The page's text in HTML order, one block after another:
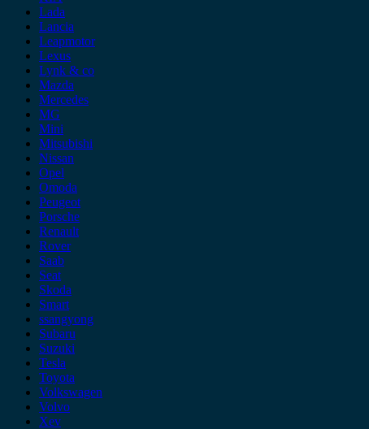
Lada
Lancia
Leapmotor
Lexus
Lynk & co
Mazda
Mercedes
MG
Mini
Mitsubishi
Nissan
Opel
Omoda
Peugeot
Porsche
Renault
Rover
Saab
Seat
Skoda
Smart
ssangyong
Subaru
Suzuki
Tesla
Toyota
Volkswagen
Volvo
Xev